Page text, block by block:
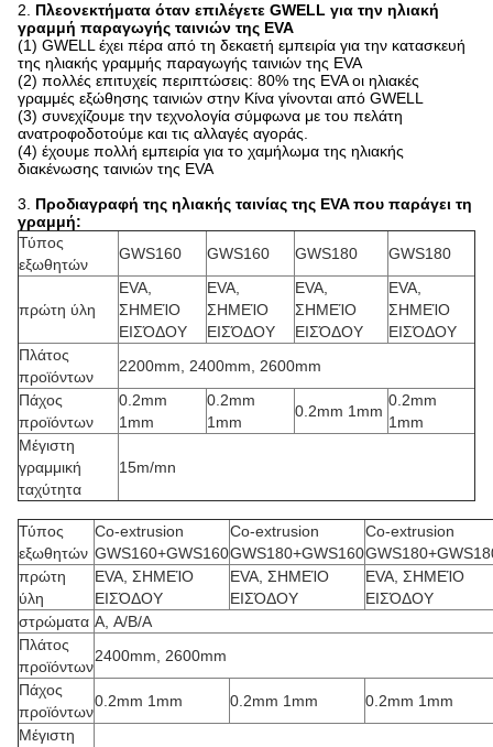
2. Πλεονεκτήματα όταν επιλέγετε GWELL για την ηλιακή
γραμμή παραγωγής ταινιών της EVA
(1) GWELL έχει πέρα από τη δεκαετή εμπειρία για την κατασκευή
της ηλιακής γραμμής παραγωγής ταινιών της EVA
(2) πολλές επιτυχείς περιπτώσεις: 80% της EVA οι ηλιακές
γραμμές εξώθησης ταινιών στην Κίνα γίνονται από GWELL
(3) συνεχίζουμε την τεχνολογία σύμφωνα με του πελάτη
ανατροφοδοτούμε και τις αλλαγές αγοράς.
(4) έχουμε πολλή εμπειρία για το χαμήλωμα της ηλιακής
διακένωσης ταινιών της EVA
3. Προδιαγραφή της ηλιακής ταινίας της EVA που παράγει τη
γραμμή:
Τύπος
εξωθητών
GWS160 GWS160 GWS180 GWS180
πρώτη ύλη
EVA,
ΣΗΜΕΊΟ
ΕΙΣΌΔΟΥ
EVA,
ΣΗΜΕΊΟ
ΕΙΣΌΔΟΥ
EVA,
ΣΗΜΕΊΟ
ΕΙΣΌΔΟΥ
EVA,
ΣΗΜΕΊΟ
ΕΙΣΌΔΟΥ
Πλάτος
προϊόντων
2200mm, 2400mm, 2600mm
Πάχος
προϊόντων
0.2mm
1mm
0.2mm
1mm
0.2mm 1mm
0.2mm
1mm
Μέγιστη
γραμμική
ταχύτητα
15m/mn
Τύπος
εξωθητών
Co-extrusion
GWS160+GWS160
Co-extrusion
GWS180+GWS160
Co-extrusion
πρώτη
ύλη
EVA, ΣΗΜΕΊΟ
ΕΙΣΌΔΟΥ
EVA, ΣΗΜΕΊΟ
ΕΙΣΌΔΟΥ
EVA, ΣΗΜΕΊΟ
ΕΙΣΌΔΟΥ
στρώματα Α, A/B/A
Πλάτος
προϊόντων
2400mm, 2600mm
Πάχος
προϊόντων
0.2mm 1mm 0.2mm 1mm
0.2mm 1mm
Μέγιστη